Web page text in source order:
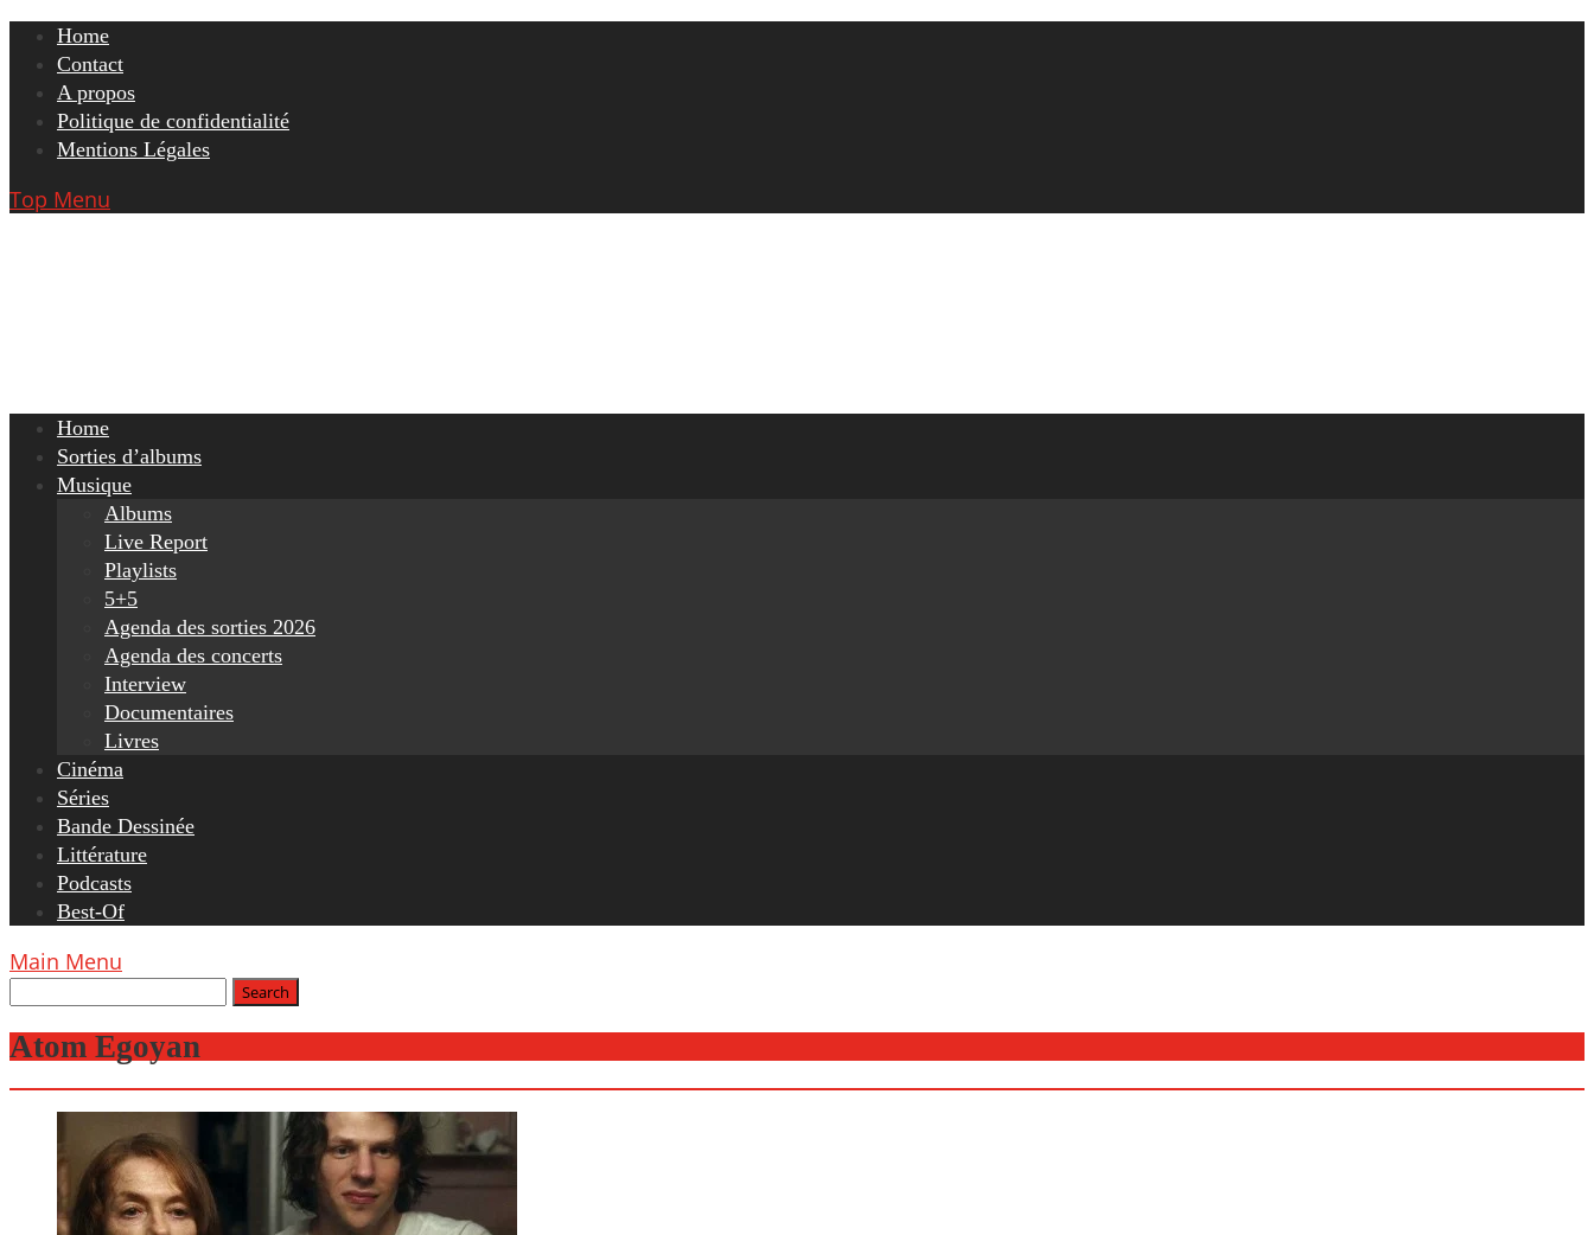
Skip
content
Home
Contact
A propos
Politique de confidentialité
Mentions Légales
Top Menu
Home
Sorties d’albums
Musique
Albums
Live Report
Playlists
5+5
Agenda des sorties 2026
Agenda des concerts
Interview
Documentaires
Livres
Cinéma
Séries
Bande Dessinée
Littérature
Podcasts
Best-Of
Main Menu
Atom Egoyan